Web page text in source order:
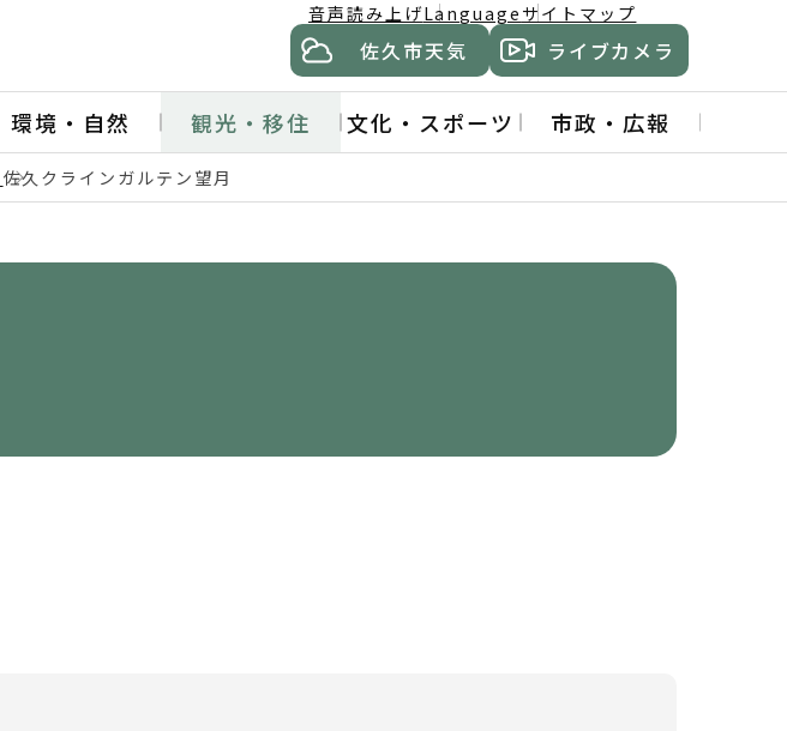
音声読み上げLanguage サイトマップ
佐久市天気 ライブカメラ
環境・自然 観光・移住 文化・スポーツ 市政・広報
佐久クラインガルテン望月